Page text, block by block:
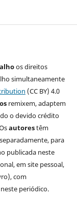
os direitos
simultaneamente
(CC BY) 4.0
remixem, adaptem
o devido crédito
autorestêm
para
publicada neste
em site pessoal,
com
periódico.